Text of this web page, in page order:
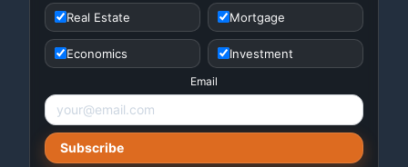
Real Estate Mortgage
Economics Investment
Email